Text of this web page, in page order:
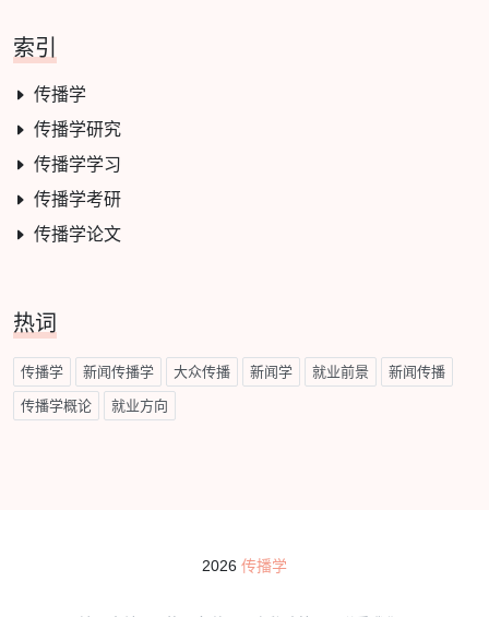
索引
传播学
传播学研究
传播学学习
传播学考研
传播学论文
热词
传播学 新闻传播学 大众传播 新闻学 就业前景 新闻传播
传播学概论 就业方向
2026 传播学